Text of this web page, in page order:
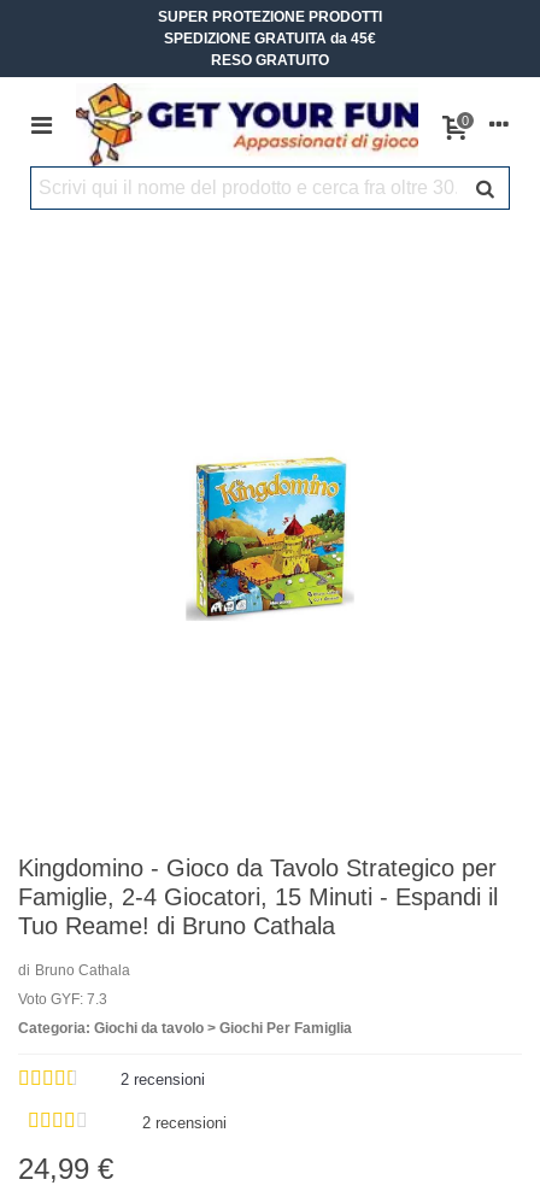
SUPER PROTEZIONE PRODOTTI
SPEDIZIONE GRATUITA da 45€
RESO GRATUITO
0
Kingdomino - Gioco da Tavolo Strategico per
Famiglie, 2-4 Giocatori, 15 Minuti - Espandi il
Tuo Reame! di Bruno Cathala
di Bruno Cathala
Voto GYF: 7.3
Categoria: Giochi da tavolo > Giochi Per Famiglia
2 recensioni
2 recensioni
24,99 €